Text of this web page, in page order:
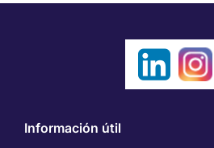
Información útil